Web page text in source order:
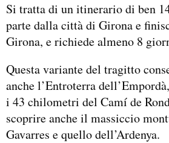
Si tratta di un itinerario di ben
parte dalla città di Girona e
Girona, e richiede almeno 8
Questa variante del tragitto
anche l’Entroterra
i 43 chilometri del Camí de
scoprire anche il massiccio
Gavarres e quello dell’Ardenya.